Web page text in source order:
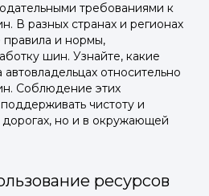
требованиями к
В разных странах и регионах
правила и нормы,
шин. Узнайте, какие
относительно
Соблюдение этих
чистоту и
но и в окружающей
ресурсов